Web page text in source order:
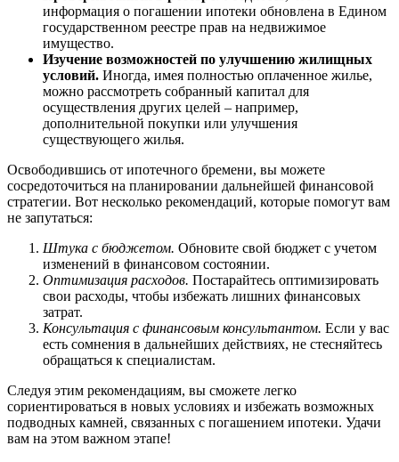
информация о погашении ипотеки обновлена в Едином
государственном реестре прав на недвижимое
имущество.
Изучение возможностей по улучшению жилищных
условий. Иногда, имея полностью оплаченное жилье,
можно рассмотреть собранный капитал для
осуществления других целей – например,
дополнительной покупки или улучшения
существующего жилья.
Освободившись от ипотечного бремени, вы можете
сосредоточиться на планировании дальнейшей финансовой
стратегии. Вот несколько рекомендаций, которые помогут вам
не запутаться:
Штука с бюджетом. Обновите свой бюджет с учетом
изменений в финансовом состоянии.
Оптимизация расходов. Постарайтесь оптимизировать
свои расходы, чтобы избежать лишних финансовых
затрат.
Консультация с финансовым консультантом. Если у вас
есть сомнения в дальнейших действиях, не стесняйтесь
обращаться к специалистам.
Следуя этим рекомендациям, вы сможете легко
сориентироваться в новых условиях и избежать возможных
подводных камней, связанных с погашением ипотеки. Удачи
вам на этом важном этапе!